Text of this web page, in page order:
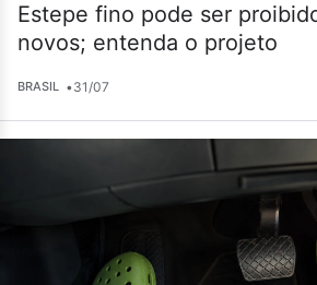
Estepe fino pode ser
novos; entenda o projeto
BRASIL •31/07